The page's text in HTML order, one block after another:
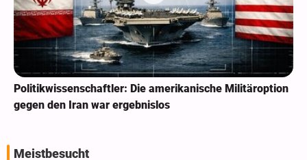
Politikwissenschaftler: Die amerikanische Militäroption
gegen den Iran war ergebnislos
Meistbesucht